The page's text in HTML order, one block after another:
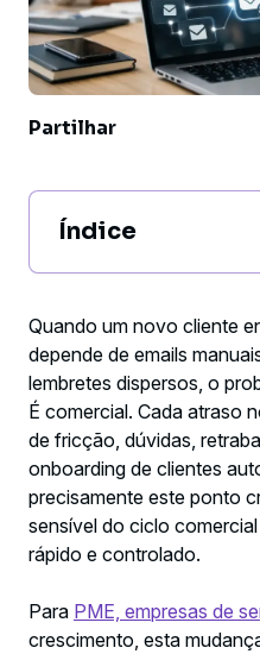
Partilhar
Índice
cresce
O que muda com
automatizado
Onde a automação
rápido
Como desenhar um
O que deve continuar
Quando um novo cliente
depende de emails
lembretes dispersos, o
É comercial. Cada atraso
de fricção, dúvidas,
onboarding de clientes
precisamente este ponto
sensível do ciclo
rápido e controlado.
Para PME, empresas de
crescimento, esta